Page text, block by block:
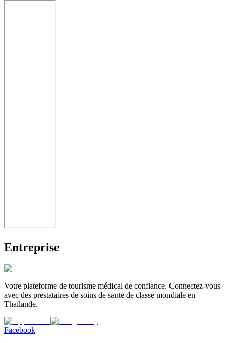
Entreprise
Votre plateforme de tourisme médical de confiance. Connectez-vous
avec des prestataires de soins de santé de classe mondiale en
Thaïlande.
Facebook